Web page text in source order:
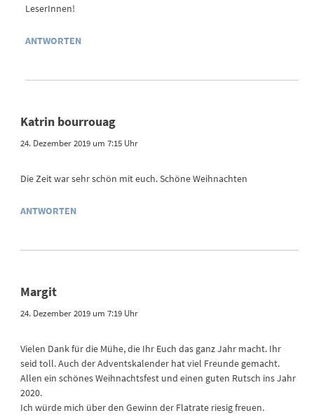
LeserInnen!
ANTWORTEN
Katrin bourrouag
24. Dezember 2019 um 7:15 Uhr
Die Zeit war sehr schön mit euch. Schöne Weihnachten
ANTWORTEN
Margit
24. Dezember 2019 um 7:19 Uhr
Vielen Dank für die Mühe, die Ihr Euch das ganz Jahr macht. Ihr
seid toll. Auch der Adventskalender hat viel Freunde gemacht.
Allen ein schönes Weihnachtsfest und einen guten Rutsch ins Jahr
2020.
Ich würde mich über den Gewinn der Flatrate riesig freuen.